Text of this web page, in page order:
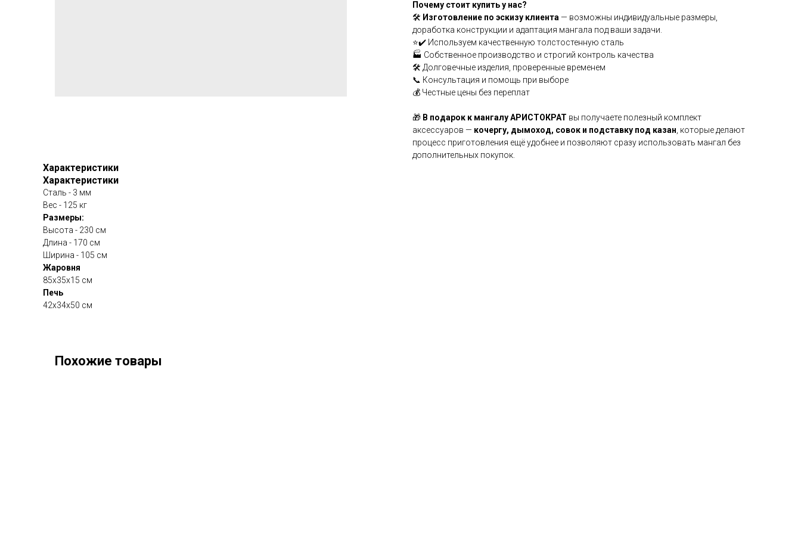
Почему стоит купить у нас?
🛠 Изготовление по эскизу клиента — возможны индивидуальные размеры,
доработка конструкции и адаптация мангала под ваши задачи.
⭐✔️ Используем качественную толстостенную сталь
🏭 Собственное производство и строгий контроль качества
🛠️ Долговечные изделия, проверенные временем
📞 Консультация и помощь при выборе
💰 Честные цены без переплат
🎁 В подарок к мангалу АРИСТОКРАТ вы получаете полезный комплект
аксессуаров — кочергу, дымоход, совок и подставку под казан , которые делают
процесс приготовления ещё удобнее и позволяют сразу использовать мангал без
дополнительных покупок.
Характеристики
Характеристики
Сталь - 3 мм
Вес - 125 кг
Размеры:
Высота - 230 см
Длина - 170 см
Ширина - 105 см
Жаровня
85х35х15 см
Печь
42х34х50 см
Похожие товары